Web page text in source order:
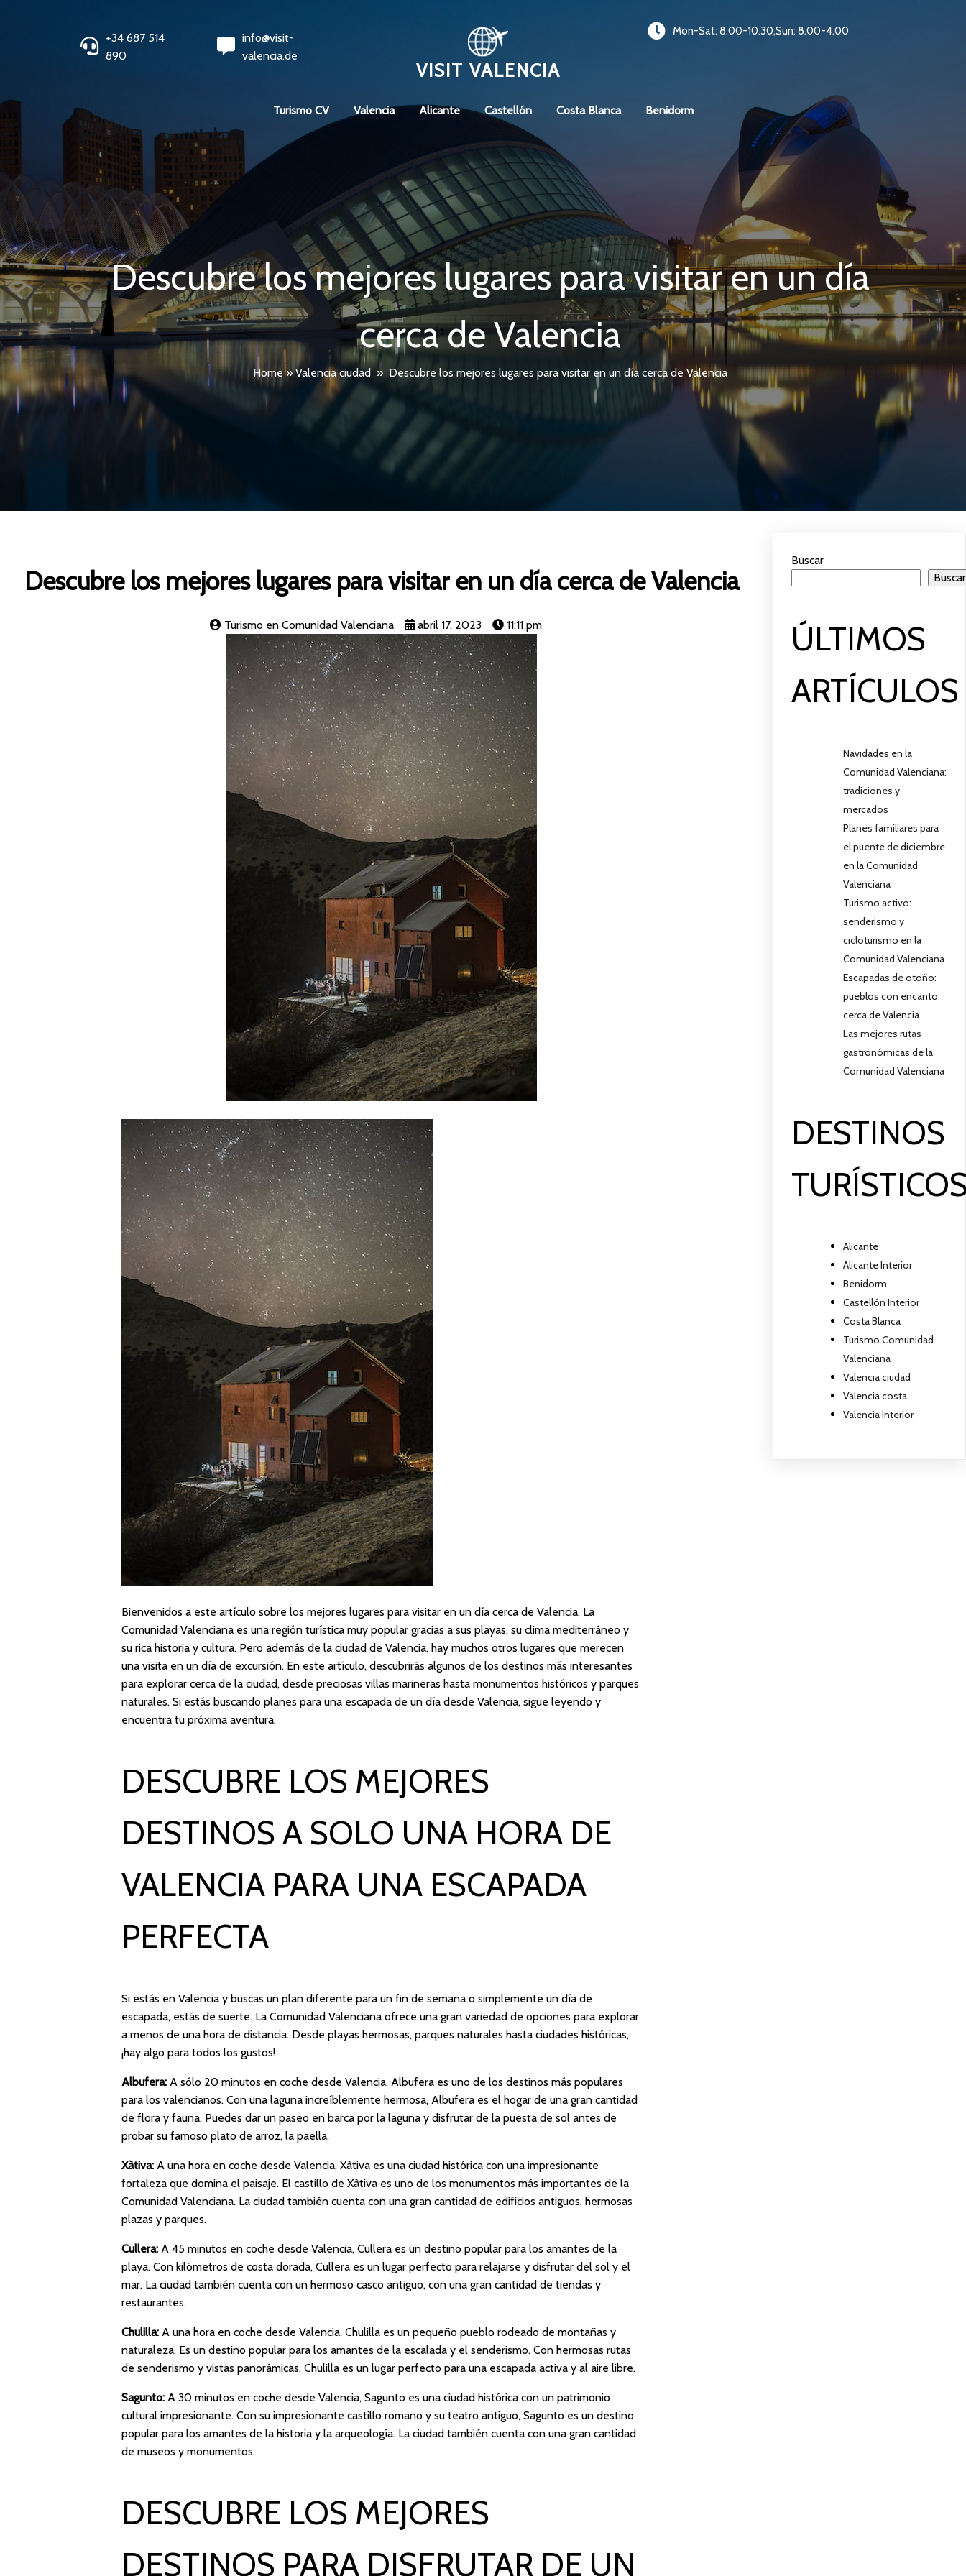
+34 687 514
890
info@visit-
valencia.de
VISIT VALENCIA
Mon-Sat: 8.00-10.30,Sun: 8.00-4.00
Turismo CV Valencia Alicante Castellón Costa Blanca Benidorm
Descubre los mejores lugares para visitar en un día
cerca de Valencia
Home»Valencia ciudad » Descubre los mejores lugares para visitar en un día cerca de Valencia
Descubre los mejores lugares para visitar en un día cerca de Valencia
Turismo en Comunidad Valenciana abril 17, 2023 11:11 pm
Bienvenidos a este artículo sobre los mejores lugares para visitar en un día cerca de Valencia. La
Comunidad Valenciana es una región turística muy popular gracias a sus playas, su clima mediterráneo y
su rica historia y cultura. Pero además de la ciudad de Valencia, hay muchos otros lugares que merecen
una visita en un día de excursión. En este artículo, descubrirás algunos de los destinos más interesantes
para explorar cerca de la ciudad, desde preciosas villas marineras hasta monumentos históricos y parques
naturales. Si estás buscando planes para una escapada de un día desde Valencia, sigue leyendo y
encuentra tu próxima aventura.
DESCUBRE LOS MEJORES
DESTINOS A SOLO UNA HORA DE
VALENCIA PARA UNA ESCAPADA
PERFECTA
Si estás en Valencia y buscas un plan diferente para un fin de semana o simplemente un día de
escapada, estás de suerte. La Comunidad Valenciana ofrece una gran variedad de opciones para explorar
a menos de una hora de distancia. Desde playas hermosas, parques naturales hasta ciudades históricas,
¡hay algo para todos los gustos!
Albufera: A sólo 20 minutos en coche desde Valencia, Albufera es uno de los destinos más populares
para los valencianos. Con una laguna increíblemente hermosa, Albufera es el hogar de una gran cantidad
de flora y fauna. Puedes dar un paseo en barca por la laguna y disfrutar de la puesta de sol antes de
probar su famoso plato de arroz, la paella.
Xàtiva: A una hora en coche desde Valencia, Xàtiva es una ciudad histórica con una impresionante
fortaleza que domina el paisaje. El castillo de Xàtiva es uno de los monumentos más importantes de la
Comunidad Valenciana. La ciudad también cuenta con una gran cantidad de edificios antiguos, hermosas
plazas y parques.
Cullera: A 45 minutos en coche desde Valencia, Cullera es un destino popular para los amantes de la
playa. Con kilómetros de costa dorada, Cullera es un lugar perfecto para relajarse y disfrutar del sol y el
mar. La ciudad también cuenta con un hermoso casco antiguo, con una gran cantidad de tiendas y
restaurantes.
Chulilla: A una hora en coche desde Valencia, Chulilla es un pequeño pueblo rodeado de montañas y
naturaleza. Es un destino popular para los amantes de la escalada y el senderismo. Con hermosas rutas
de senderismo y vistas panorámicas, Chulilla es un lugar perfecto para una escapada activa y al aire libre.
Sagunto: A 30 minutos en coche desde Valencia, Sagunto es una ciudad histórica con un patrimonio
cultural impresionante. Con su impresionante castillo romano y su teatro antiguo, Sagunto es un destino
popular para los amantes de la historia y la arqueología. La ciudad también cuenta con una gran cantidad
de museos y monumentos.
DESCUBRE LOS MEJORES
DESTINOS PARA DISFRUTAR DE UN
Buscar
Buscar
ÚLTIMOS
ARTÍCULOS
Navidades en la
Comunidad Valenciana:
tradiciones y
mercados
Planes familiares para
el puente de diciembre
en la Comunidad
Valenciana
Turismo activo:
senderismo y
cicloturismo en la
Comunidad Valenciana
Escapadas de otoño:
pueblos con encanto
cerca de Valencia
Las mejores rutas
gastronómicas de la
Comunidad Valenciana
DESTINOS
Alicante
Alicante Interior
Benidorm
Castellón Interior
Costa Blanca
Turismo Comunidad
Valenciana
Valencia ciudad
Valencia costa
Valencia Interior